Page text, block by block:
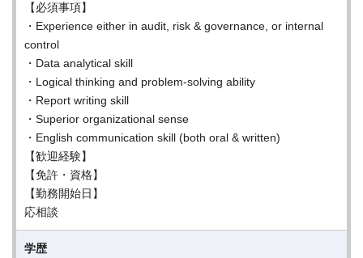
【必須事項】
・Experience either in audit, risk & governance, or internal
control
・Data analytical skill
・Logical thinking and problem-solving ability
・Report writing skill
・Superior organizational sense
・English communication skill (both oral & written)
【歓迎経験】
【免許・資格】
【勤務開始日】
応相談
学歴